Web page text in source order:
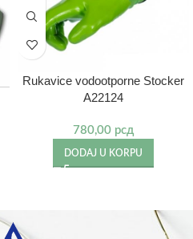
Rukavice vodootporne Stocker
A22124
780,00 рсд
DODAJ U KORPU